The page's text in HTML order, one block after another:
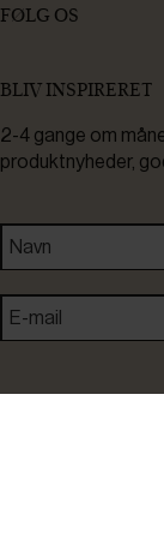
FØLG OS
BLIV INSPIRERET
2-4 gange om
produktnyheder,